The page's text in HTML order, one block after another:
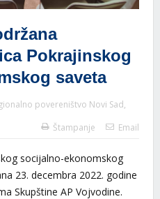
Pokrajinskog
saveta
povereništvo Novi Sad,
Štampanje Email
socijalno-ekonomskog
23. decembra 2022. godine
Skupštine AP Vojvodine.